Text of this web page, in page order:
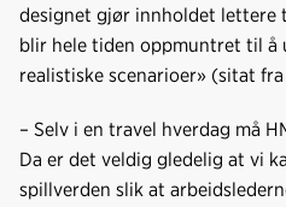
designet gjør innholdet lettere
blir hele tiden oppmuntret til å
realistiske scenarioer» (sitat
– Selv i en travel hverdag må
Da er det veldig gledelig at vi
spillverden slik at